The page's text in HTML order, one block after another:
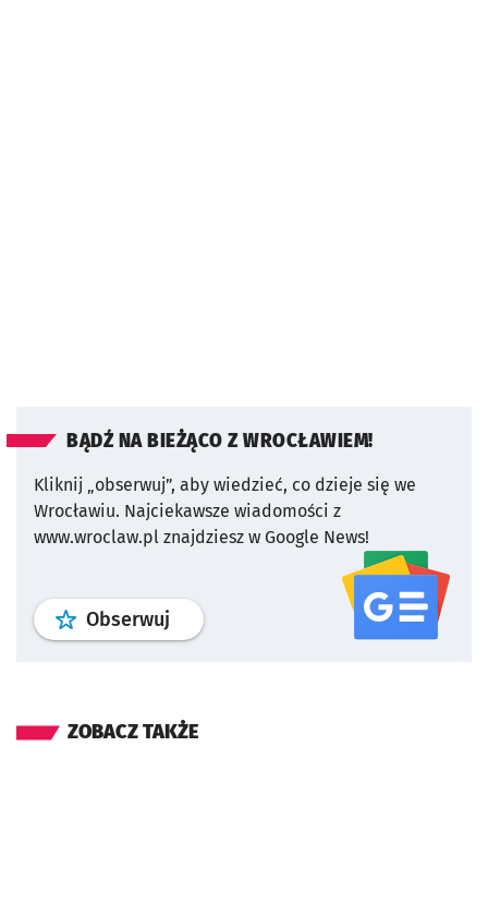
BĄDŹ NA BIEŻĄCO Z WROCŁAWIEM!
Kliknij „obserwuj”, aby wiedzieć, co dzieje się we
Wrocławiu. Najciekawsze wiadomości z
www.wroclaw.pl znajdziesz w Google News!
Obserwuj profil serwisu
ZOBACZ TAKŻE